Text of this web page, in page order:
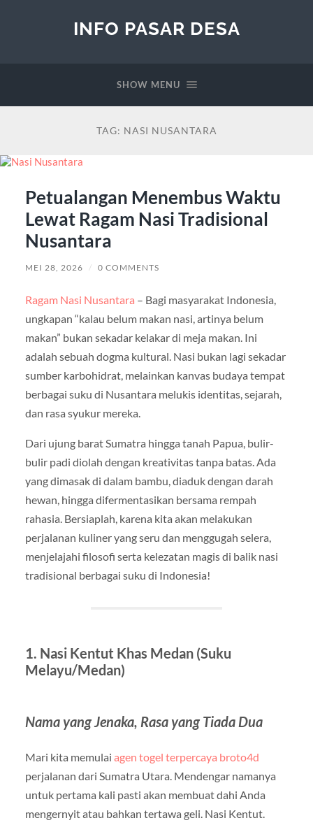
INFO PASAR DESA
SHOW MENU
TAG: NASI NUSANTARA
Petualangan Menembus Waktu
Lewat Ragam Nasi Tradisional
Nusantara
MEI 28, 2026 / 0 COMMENTS
Ragam Nasi Nusantara – Bagi masyarakat Indonesia,
ungkapan “kalau belum makan nasi, artinya belum
makan” bukan sekadar kelakar di meja makan. Ini
adalah sebuah dogma kultural. Nasi bukan lagi sekadar
sumber karbohidrat, melainkan kanvas budaya tempat
berbagai suku di Nusantara melukis identitas, sejarah,
dan rasa syukur mereka.
Dari ujung barat Sumatra hingga tanah Papua, bulir-
bulir padi diolah dengan kreativitas tanpa batas. Ada
yang dimasak di dalam bambu, diaduk dengan darah
hewan, hingga difermentasikan bersama rempah
rahasia. Bersiaplah, karena kita akan melakukan
perjalanan kuliner yang seru dan menggugah selera,
menjelajahi filosofi serta kelezatan magis di balik nasi
tradisional berbagai suku di Indonesia!
1. Nasi Kentut Khas Medan (Suku
Melayu/Medan)
Nama yang Jenaka, Rasa yang Tiada Dua
Mari kita memulai agen togel terpercaya broto4d
perjalanan dari Sumatra Utara. Mendengar namanya
untuk pertama kali pasti akan membuat dahi Anda
mengernyit atau bahkan tertawa geli. Nasi Kentut.